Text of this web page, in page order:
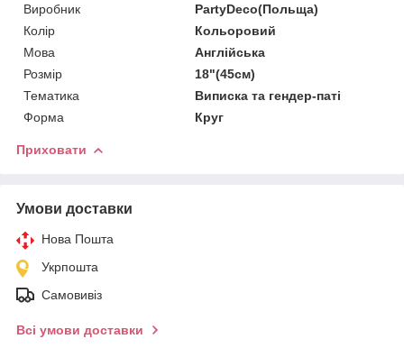
Виробник
PartyDeco(Польща)
Колір
Кольоровий
Мова
Англійська
Розмір
18"(45см)
Тематика
Виписка та гендер-паті
Форма
Круг
Приховати
Умови доставки
Нова Пошта
Укрпошта
Самовивіз
Всі умови доставки